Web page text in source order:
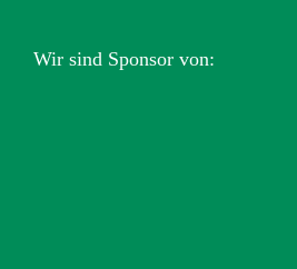
Wir sind Sponsor von: